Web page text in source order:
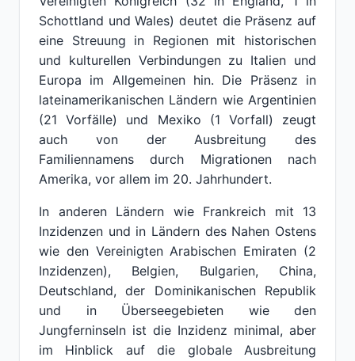
Schottland und Wales) deutet die Präsenz auf
eine Streuung in Regionen mit historischen
und kulturellen Verbindungen zu Italien und
Europa im Allgemeinen hin. Die Präsenz in
lateinamerikanischen Ländern wie Argentinien
(21 Vorfälle) und Mexiko (1 Vorfall) zeugt
auch von der Ausbreitung des
Familiennamens durch Migrationen nach
Amerika, vor allem im 20. Jahrhundert.
In anderen Ländern wie Frankreich mit 13
Inzidenzen und in Ländern des Nahen Ostens
wie den Vereinigten Arabischen Emiraten (2
Inzidenzen), Belgien, Bulgarien, China,
Deutschland, der Dominikanischen Republik
und in Überseegebieten wie den
Jungferninseln ist die Inzidenz minimal, aber
im Hinblick auf die globale Ausbreitung